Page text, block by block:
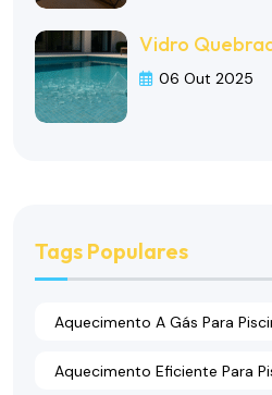
Vidro
06 Out 2025
Tags Populares
Aquecimento A Gás Para
Aquecimento Eficiente Para